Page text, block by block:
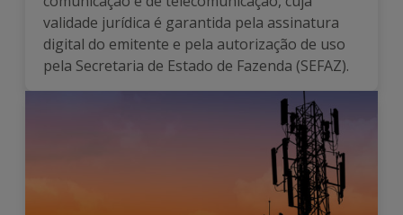
validade jurídica é garantida pela assinatura
digital do emitente e pela autorização de uso
pela Secretaria de Estado de Fazenda (SEFAZ).